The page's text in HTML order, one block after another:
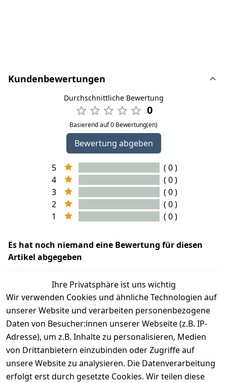
Kundenbewertungen
Durchschnittliche Bewertung
0
Basierend auf 0 Bewertung(en)
Bewertung abgeben
5
( 0 )
4
( 0 )
3
( 0 )
2
( 0 )
1
( 0 )
Es hat noch niemand eine Bewertung für diesen
Artikel abgegeben
EU-Verantwortliche Person - klicken Sie für Details
Ihre Privatsphäre ist uns wichtig
Wir verwenden Cookies und ähnliche Technologien auf
unserer Website und verarbeiten personenbezogene
Daten von Besucher:innen unserer Webseite (z.B. IP-
Adresse), um z.B. Inhalte zu personalisieren, Medien
von Drittanbietern einzubinden oder Zugriffe auf
unsere Website zu analysieren. Die Datenverarbeitung
erfolgt erst durch gesetzte Cookies. Wir teilen diese